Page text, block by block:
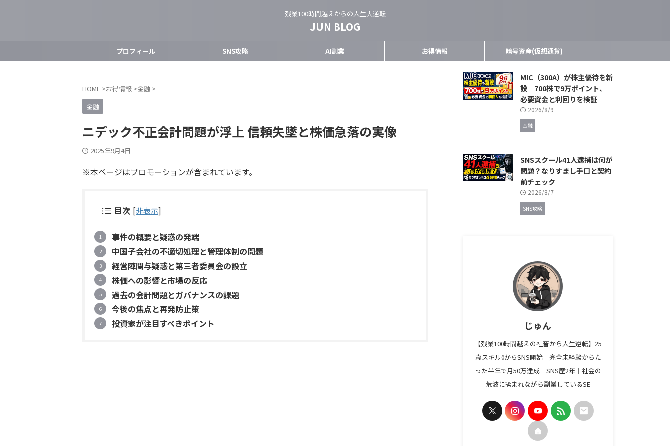
残業100時間越えからの人生大逆転
JUN BLOG
プロフィール SNS攻略 AI副業 お得情報 暗号資産(仮想通貨)
HOME >お得情報 >金融 >
金融
ニデック不正会計問題が浮上 信頼失墜と株価急落の実像
2025年9月4日
※本ページはプロモーションが含まれています。
目次 [非表示]
事件の概要と疑惑の発端
中国子会社の不適切処理と管理体制の問題
経営陣関与疑惑と第三者委員会の設立
株価への影響と市場の反応
過去の会計問題とガバナンスの課題
今後の焦点と再発防止策
投資家が注目すべきポイント
MIC（300A）が株主優待を新
設｜700株で9万ポイント、
必要資金と利回りを検証
2026/8/9
金融
SNSスクール41人逮捕は何が
問題？なりすまし手口と契約
前チェック
2026/8/7
SNS攻略
じゅん
【残業100時間越えの社畜から人生逆転】25
歳スキル0からSNS開始｜完全未経験からた
った半年で月50万達成｜SNS歴2年｜社会の
荒波に揉まれながら副業しているSE